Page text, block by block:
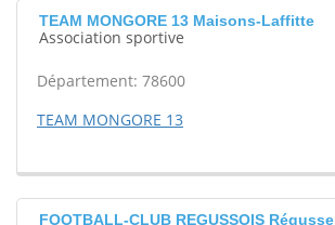
TEAM MONGORE 13 Maisons-Laffitte
Association sportive
Département: 78600
TEAM MONGORE 13
FOOTBALL-CLUB REGUSSOIS Régusse